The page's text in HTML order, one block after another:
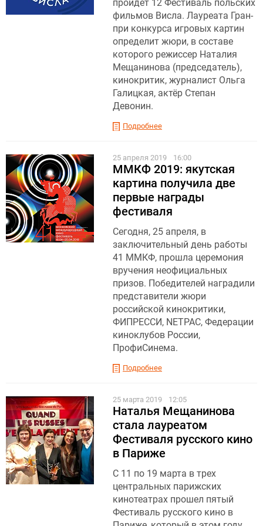
пройдет 12 Фестиваль польских
фильмов Висла. Лауреата Гран-
при конкурса игровых картин
определит жюри, в составе
которого режиссер Наталия
Мещанинова (председатель),
кинокритик, журналист Ольга
Галицкая, актёр Степан
Девонин.
Подробнее
25 апреля 2019 16:00
ММКФ 2019: якутская
картина получила две
первые награды
фестиваля
Сегодня, 25 апреля, в
заключительный день работы
41 ММКФ, прошла церемония
вручения неофициальных
призов. Победителей наградили
представители жюри
российской кинокритики,
ФИПРЕССИ, NETPAC, Федерации
киноклубов России,
ПрофиСинема.
Подробнее
25 марта 2019 12:05
Наталья Мещанинова
стала лауреатом
Фестиваля русского кино
в Париже
С 11 по 19 марта в трех
центральных парижских
кинотеатрах прошел пятый
Фестиваль русского кино в